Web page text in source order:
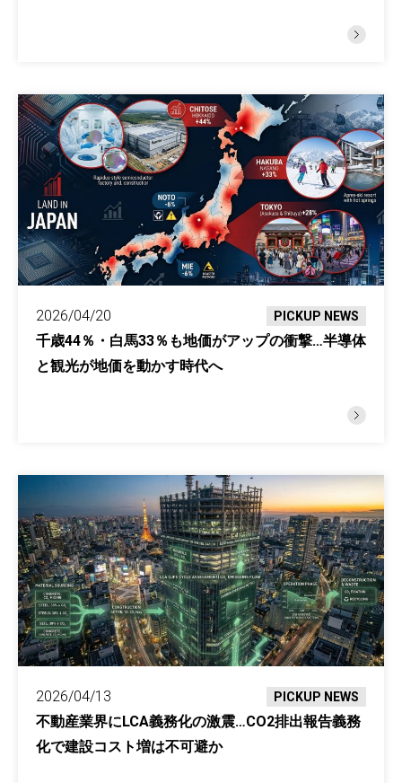
2026/04/20 PICKUP NEWS
千歳44％・白馬33％も地価がアップの衝撃…半導体
と観光が地価を動かす時代へ
2026/04/13 PICKUP NEWS
不動産業界にLCA義務化の激震…CO2排出報告義務
化で建設コスト増は不可避か